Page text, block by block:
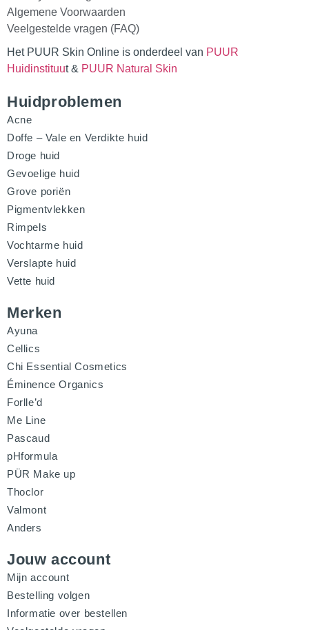
Algemene Voorwaarden
Veelgestelde vragen (FAQ)
Het PUUR Skin Online is onderdeel van PUUR
Huidinstituut & PUUR Natural Skin
Huidproblemen
Acne
Doffe – Vale en Verdikte huid
Droge huid
Gevoelige huid
Grove poriën
Pigmentvlekken
Rimpels
Vochtarme huid
Verslapte huid
Vette huid
Merken
Ayuna
Cellics
Chi Essential Cosmetics
Éminence Organics
Forlle’d
Me Line
Pascaud
pHformula
PÜR Make up
Thoclor
Valmont
Anders
Jouw account
Mijn account
Bestelling volgen
Informatie over bestellen